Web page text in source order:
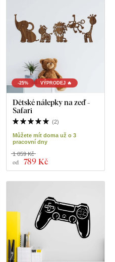
-25% VÝPRODEJ 🔥
Dětské nálepky na zeď -
Safari
(2)
Můžete mít doma už o 3
pracovní dny
od 789 Kč
1 059 Kč